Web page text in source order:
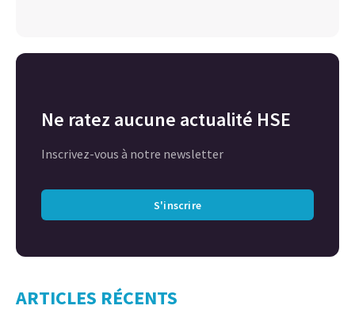
Ne ratez aucune actualité HSE
Inscrivez-vous à notre newsletter
S'inscrire
ARTICLES RÉCENTS